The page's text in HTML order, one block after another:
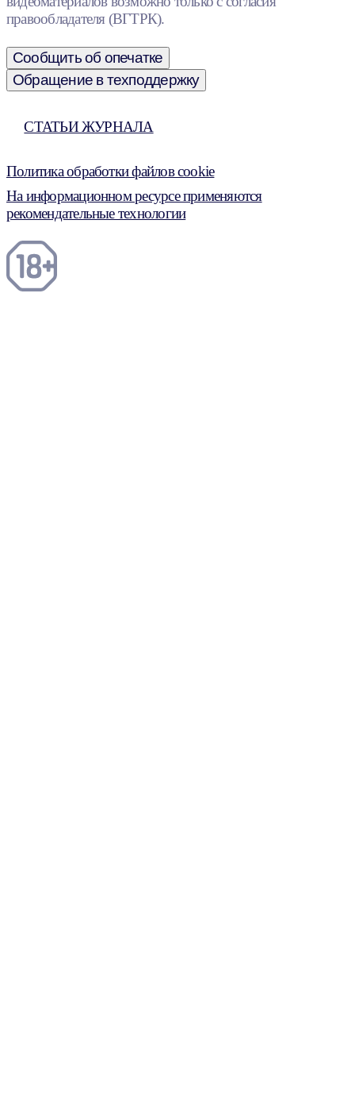
правообладателя (ВГТРК).
Сообщить об опечатке
Обращение в техподдержку
СТАТЬИ ЖУРНАЛА
Политика обработки файлов cookie
На информационном ресурсе применяются
рекомендательные технологии